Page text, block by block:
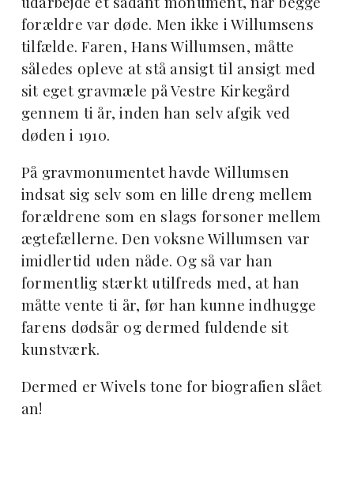
forældre var døde. Men ikke i Willumsens
tilfælde. Faren, Hans Willumsen, måtte
således opleve at stå ansigt til ansigt med
sit eget gravmæle på Vestre Kirkegård
gennem ti år, inden han selv afgik ved
døden i 1910.
På gravmonumentet havde Willumsen
indsat sig selv som en lille dreng mellem
forældrene som en slags forsoner mellem
ægtefællerne. Den voksne Willumsen var
imidlertid uden nåde. Og så var han
formentlig stærkt utilfreds med, at han
måtte vente ti år, før han kunne indhugge
farens dødsår og dermed fuldende sit
kunstværk.
Dermed er Wivels tone for biografien slået
an!